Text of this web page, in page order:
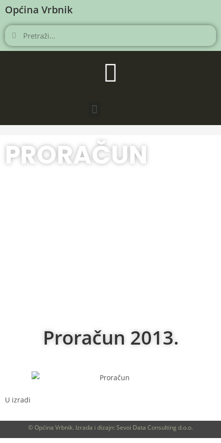
Općina Vrbnik
PRORAČUN
Proračun 2013.
U izradi
© Općina Vrbnik. Izrada i dizajn: Sevoi Data Consulting d.o.o.